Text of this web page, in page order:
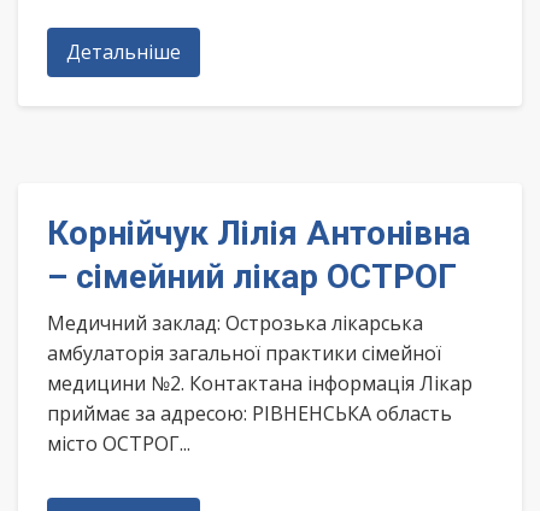
Детальніше
Корнійчук Лілія Антонівна
– сімейний лікар ОСТРОГ
Медичний заклад: Острозька лікарська
амбулаторія загальної практики сімейної
медицини №2. Контактана інформація Лікар
приймає за адресою: РІВНЕНСЬКА область
місто ОСТРОГ...